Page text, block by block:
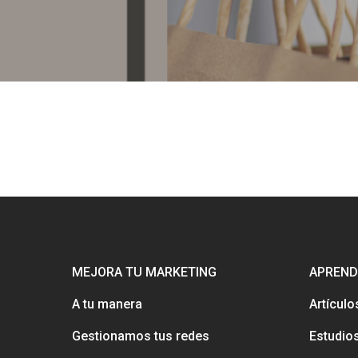
MEJORA TU MARKETING
A tu manera
Gestionamos tus redes